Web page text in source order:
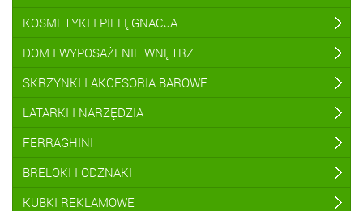
KOSMETYKI I PIELĘGNACJA
DOM I WYPOSAŻENIE WNĘTRZ
SKRZYNKI I AKCESORIA BAROWE
LATARKI I NARZĘDZIA
FERRAGHINI
BRELOKI I ODZNAKI
KUBKI REKLAMOWE